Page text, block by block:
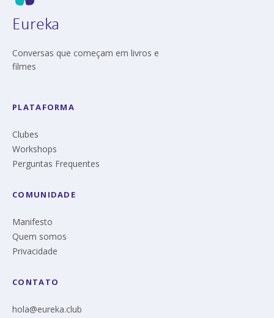
Eureka
Conversas que começam em livros e
filmes
PLATAFORMA
Clubes
Workshops
Perguntas Frequentes
COMUNIDADE
Manifesto
Quem somos
Privacidade
CONTATO
hola@eureka.club